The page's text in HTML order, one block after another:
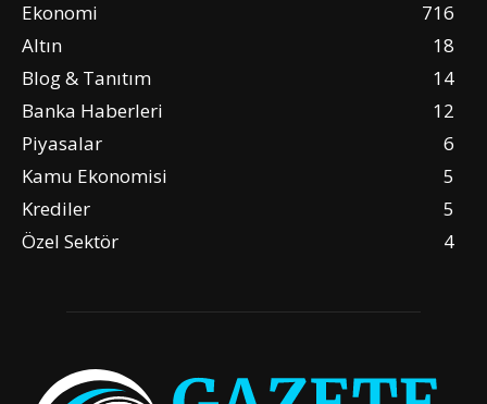
Ekonomi
716
Altın
18
Blog & Tanıtım
14
Banka Haberleri
12
Piyasalar
6
Kamu Ekonomisi
5
Krediler
5
Özel Sektör
4